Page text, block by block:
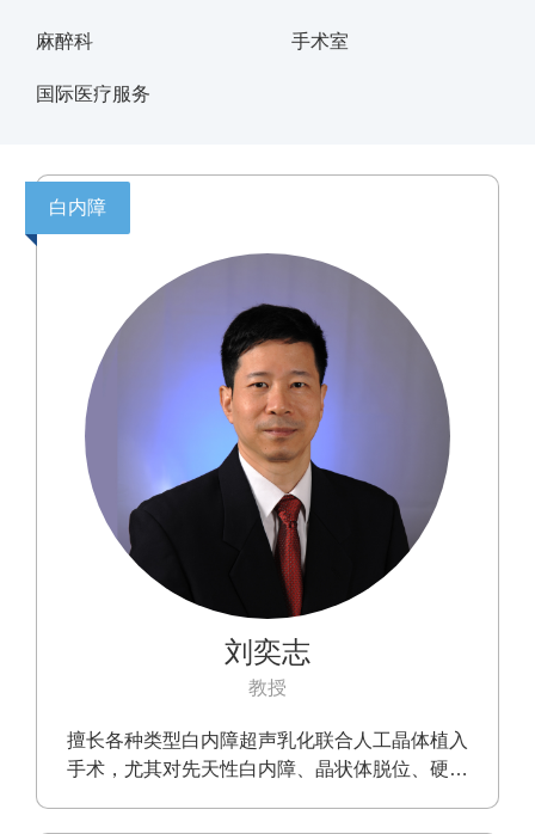
麻醉科 手术室
国际医疗服务
刘奕志
教授
擅长各种类型白内障超声乳化联合人工晶体植入
手术，尤其对先天性白内障、晶状体脱位、硬核
白内障